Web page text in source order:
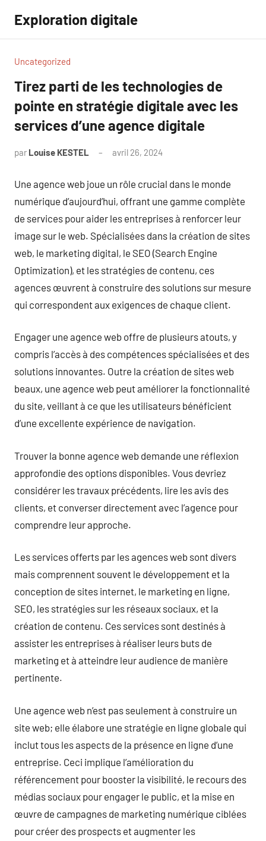
contenu
Exploration digitale
Uncategorized
Tirez parti de les technologies de
pointe en stratégie digitale avec les
services d’une agence digitale
par Louise KESTEL avril 26, 2024
Une agence web joue un rôle crucial dans le monde
numérique d’aujourd’hui, offrant une gamme complète
de services pour aider les entreprises à renforcer leur
image sur le web. Spécialisées dans la création de sites
web, le marketing digital, le SEO (Search Engine
Optimization), et les stratégies de contenu, ces
agences œuvrent à construire des solutions sur mesure
qui correspondent aux exigences de chaque client.
Engager une agence web offre de plusieurs atouts, y
compris l’accès à des compétences spécialisées et des
solutions innovantes. Outre la création de sites web
beaux, une agence web peut améliorer la fonctionnalité
du site, veillant à ce que les utilisateurs bénéficient
d’une excellente expérience de navigation.
Trouver la bonne agence web demande une réflexion
approfondie des options disponibles. Vous devriez
considérer les travaux précédents, lire les avis des
clients, et converser directement avec l’agence pour
comprendre leur approche.
Les services offerts par les agences web sont divers
mais comprennent souvent le développement et la
conception de sites internet, le marketing en ligne,
SEO, les stratégies sur les réseaux sociaux, et la
création de contenu. Ces services sont destinés à
assister les entreprises à réaliser leurs buts de
marketing et à atteindre leur audience de manière
pertinente.
Une agence web n’est pas seulement à construire un
site web; elle élabore une stratégie en ligne globale qui
inclut tous les aspects de la présence en ligne d’une
entreprise. Ceci implique l’amélioration du
référencement pour booster la visibilité, le recours des
médias sociaux pour engager le public, et la mise en
œuvre de campagnes de marketing numérique ciblées
pour créer des prospects et augmenter les